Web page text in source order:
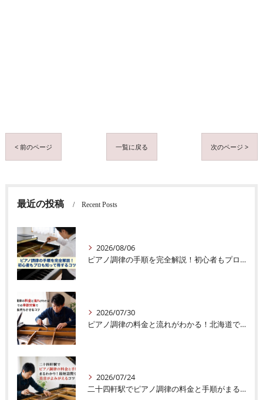
< 前のページ 一覧に戻る 次のページ >
最近の投稿 Recent Posts
2026/08/06
ピアノ調律の手順を完全解説！初心者もプロも知って得するコツ
2026/07/30
ピアノ調律の料金と流れがわかる！北海道での季節対策で音色を長持ちさせるコツ
2026/07/24
二十四軒駅でピアノ調律の料金と手順がまるわかり！最短訪問で美音がよみがえるコツ